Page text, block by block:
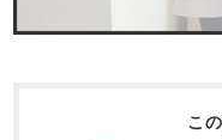
すべて
作
こ